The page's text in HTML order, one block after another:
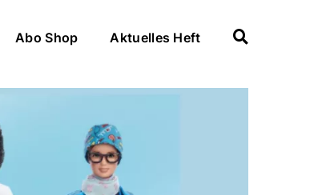
Abo Shop Aktuelles Heft